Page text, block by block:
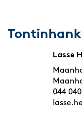
Lasse
044 040